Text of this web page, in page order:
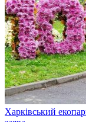
Харківський